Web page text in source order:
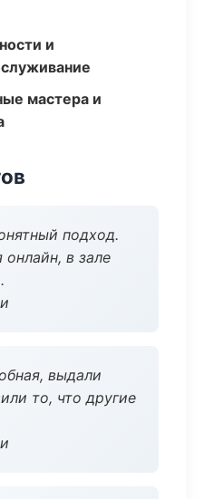
и
мастера и
подход.
онлайн, в зале
выдали
то, что другие